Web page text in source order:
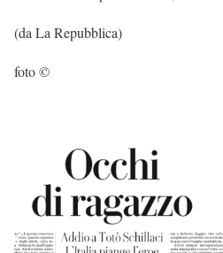
(da La Repubblica)
foto ©